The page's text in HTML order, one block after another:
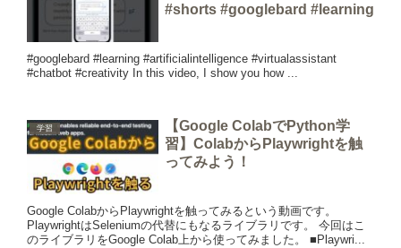
#shorts #googlebard #learning
#googlebard #learning #artificialintelligence #virtualassistant
#chatbot #creativity In this video, I show you how ...
学習
【Google ColabでPython学
習】ColabからPlaywrightを触
ってみよう！
Google ColabからPlaywrightを触ってみるという動画です。
PlaywrightはSeleniumの代替にもなるライブラリです。 今回はこ
のライブラリをGoogle Colab上から使ってみました。 ■Playwri...